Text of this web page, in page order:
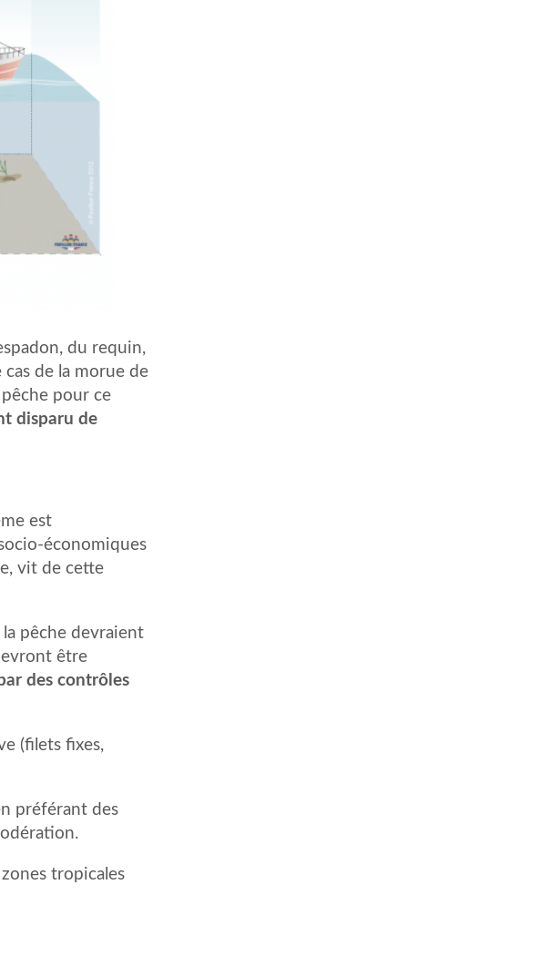
du requin,
cas de la morue de
pour ce
disparu de
est
économiques
vit de cette
pêche devraient
être
des contrôles
(filets fixes,
préférant des
tropicales